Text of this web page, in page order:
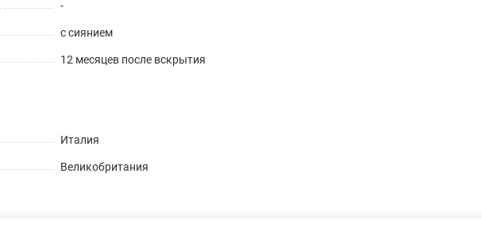
-
с сиянием
12 месяцев после вскрытия
Италия
Великобритания